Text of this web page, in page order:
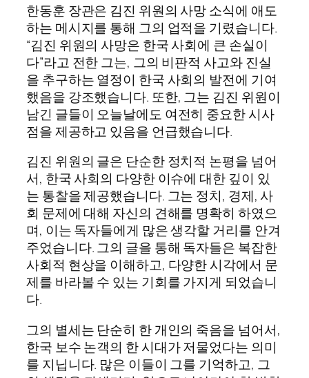
한동훈 장관은 김진 위원의 사망 소식에 애도
하는 메시지를 통해 그의 업적을 기렸습니다.
“김진 위원의 사망은 한국 사회에 큰 손실이
다”라고 전한 그는, 그의 비판적 사고와 진실
을 추구하는 열정이 한국 사회의 발전에 기여
했음을 강조했습니다. 또한, 그는 김진 위원이
남긴 글들이 오늘날에도 여전히 중요한 시사
점을 제공하고 있음을 언급했습니다.
김진 위원의 글은 단순한 정치적 논평을 넘어
서, 한국 사회의 다양한 이슈에 대한 깊이 있
는 통찰을 제공했습니다. 그는 정치, 경제, 사
회 문제에 대해 자신의 견해를 명확히 하였으
며, 이는 독자들에게 많은 생각할 거리를 안겨
주었습니다. 그의 글을 통해 독자들은 복잡한
사회적 현상을 이해하고, 다양한 시각에서 문
제를 바라볼 수 있는 기회를 가지게 되었습니
다.
그의 별세는 단순히 한 개인의 죽음을 넘어서,
한국 보수 논객의 한 시대가 저물었다는 의미
를 지닙니다. 많은 이들이 그를 기억하고, 그